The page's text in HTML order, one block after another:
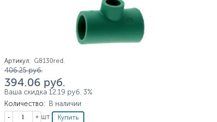
Артикул: G8130red.
Цена
406.25 руб.
394.06 руб.
Ваша скидка 12.19 руб. 3%
Количество:
В наличии
Кол-во
шт